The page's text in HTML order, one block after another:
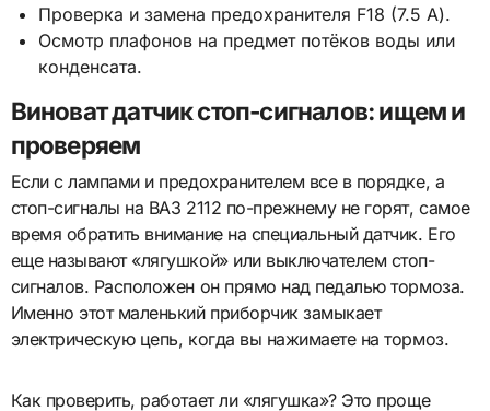
Проверка и замена предохранителя F18 (7.5 А).
Осмотр плафонов на предмет потёков воды или
конденсата.
Виноват датчик стоп-сигналов: ищем и
проверяем
Если с лампами и предохранителем все в порядке, а
стоп-сигналы на ВАЗ 2112 по-прежнему не горят, самое
время обратить внимание на специальный датчик. Его
еще называют «лягушкой» или выключателем стоп-
сигналов. Расположен он прямо над педалью тормоза.
Именно этот маленький приборчик замыкает
электрическую цепь, когда вы нажимаете на тормоз.
Как проверить, работает ли «лягушка»? Это проще